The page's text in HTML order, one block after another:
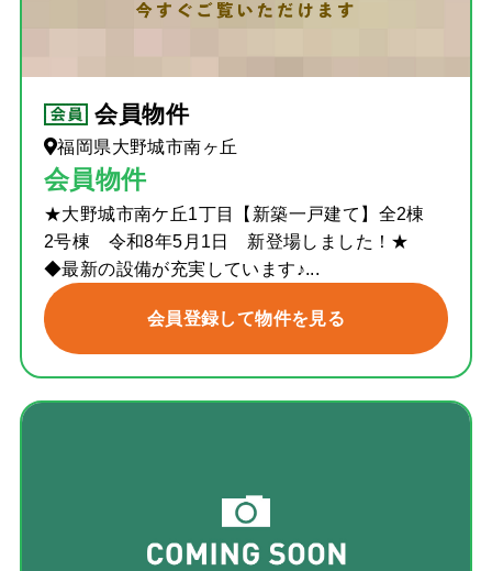
会員物件
福岡県大野城市南ヶ丘
会員物件
★大野城市南ケ丘1丁目【新築一戸建て】全2棟
2号棟 令和8年5月1日 新登場しました！★
◆最新の設備が充実しています♪...
会員登録して物件を見る